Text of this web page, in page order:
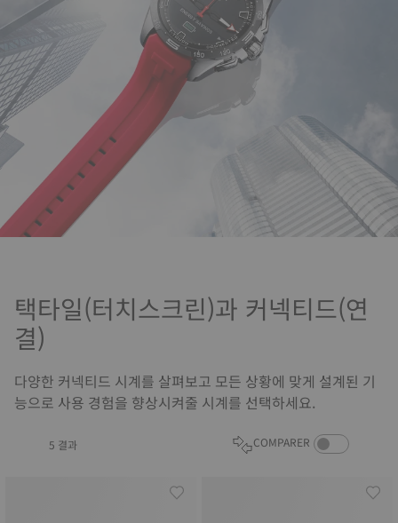
택타일(터치스크린)과 커넥티드(연
결)
다양한 커넥티드 시계를 살펴보고 모든 상황에 맞게 설계된 기
능으로 사용 경험을 향상시켜줄 시계를 선택하세요.
5 결과 COMPARER COMPARE